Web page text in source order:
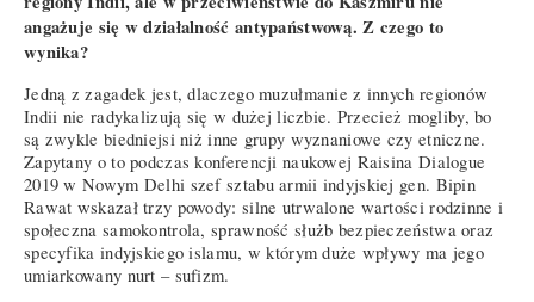
angażuje się w działalność antypaństwową. Z czego to
wynika?
Jedną z zagadek jest, dlaczego muzułmanie z innych regionów
Indii nie radykalizują się w dużej liczbie. Przecież mogliby, bo
są zwykle biedniejsi niż inne grupy wyznaniowe czy etniczne.
Zapytany o to podczas konferencji naukowej Raisina Dialogue
2019 w Nowym Delhi szef sztabu armii indyjskiej gen. Bipin
Rawat wskazał trzy powody: silne utrwalone wartości rodzinne i
społeczna samokontrola, sprawność służb bezpieczeństwa oraz
specyfika indyjskiego islamu, w którym duże wpływy ma jego
umiarkowany nurt – sufizm.